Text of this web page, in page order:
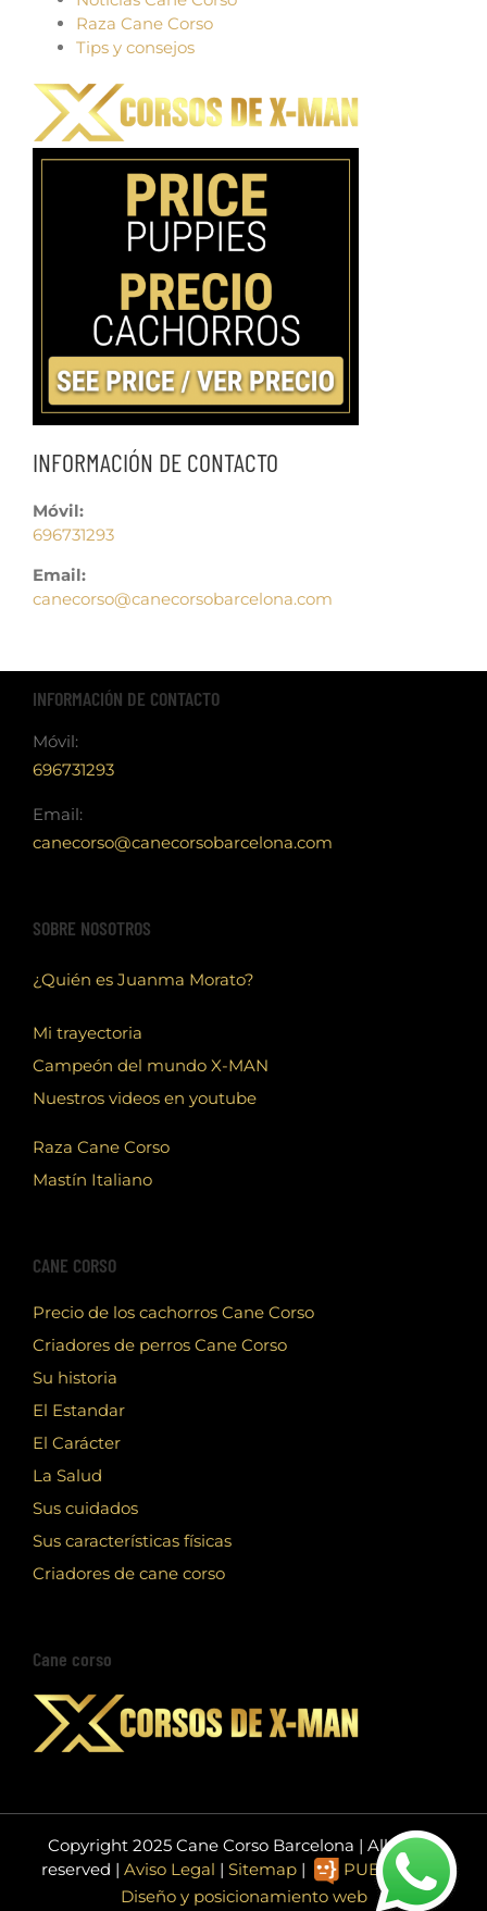
Raza Cane Corso
Tips y consejos
INFORMACIÓN DE CONTACTO
Móvil:
696731293
Email:
canecorso@canecorsobarcelona.com
INFORMACIÓN DE CONTACTO
Móvil:
696731293
Email:
canecorso@canecorsobarcelona.com
SOBRE NOSOTROS
¿Quién es Juanma Morato?
Mi trayectoria
Campeón del mundo X-MAN
Nuestros videos en youtube
Raza Cane Corso
Mastín Italiano
CANE CORSO
Precio de los cachorros Cane Corso
Criadores de perros Cane Corso
Su historia
El Estandar
El Carácter
La Salud
Sus cuidados
Sus características físicas
Criadores de cane corso
Cane corso
Copyright 2025 Cane Corso Barcelona | All rights
reserved | Aviso Legal | Sitemap |
PUBLIEDIT -
Diseño y posicionamiento web